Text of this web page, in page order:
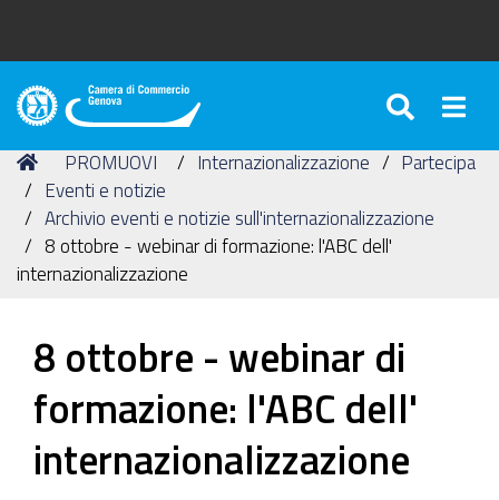
Camera
Commercio
di
Genova
Tu
sei
qui:
Home
PROMUOVI Internazionalizzazione
Partecipa
Eventi e notizie
Archivio eventi e notizie sull'internazionalizzazione
8 ottobre - webinar di formazione: l'ABC dell'
internazionalizzazione
8 ottobre - webinar di
formazione: l'ABC dell'
internazionalizzazione